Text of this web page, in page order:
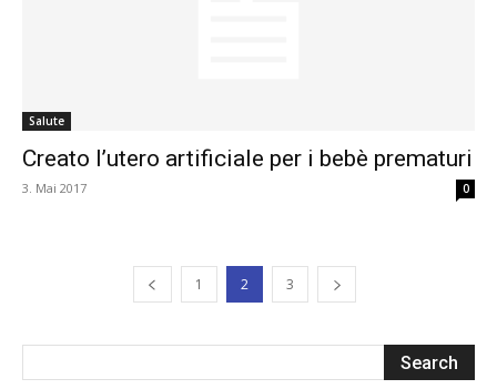
Salute
Creato l’utero artificiale per i bebè prematuri
3. Mai 2017 0
1 2 3